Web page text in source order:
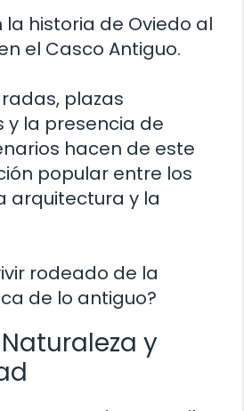
historia de Oviedo al
el Casco Antiguo.
plazas
la presencia de
hacen de este
popular entre los
arquitectura y la
rodeado de la
de lo antiguo?
y